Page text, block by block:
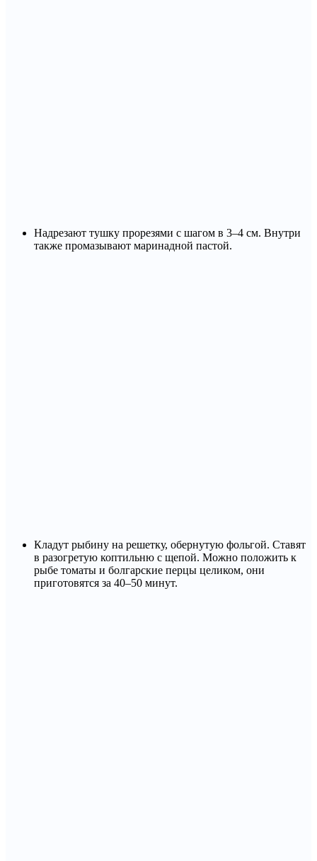
Надрезают тушку прорезями с шагом в 3–4 см. Внутри
также промазывают маринадной пастой.
Кладут рыбину на решетку, обернутую фольгой. Ставят
в разогретую коптильню с щепой. Можно положить к
рыбе томаты и болгарские перцы целиком, они
приготовятся за 40–50 минут.